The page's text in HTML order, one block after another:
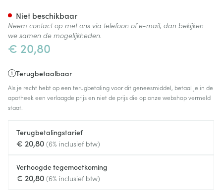
€ 20,80
Terugbetaalbaar
Als je recht hebt op een terugbetaling voor dit geneesmiddel, betaal je in de
apotheek een verlaagde prijs en niet de prijs die op onze webshop vermeld
staat.
Terugbetalingstarief
€ 20,80 (6% inclusief btw)
Verhoogde tegemoetkoming
€ 20,80 (6% inclusief btw)
Niet beschikbaar
Neem contact op met ons via telefoon of e-mail, dan bekijken
we samen de mogelijkheden.